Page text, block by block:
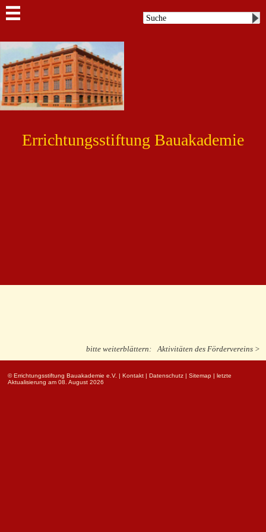
Errichtungsstiftung Bauakademie
Aktivitäten des Fördervereins >
bitte weiterblättern:
© Errichtungsstiftung Bauakademie e.V. | Kontakt | Datenschutz | Sitemap | letzte
Aktualisierung am 08. August 2026